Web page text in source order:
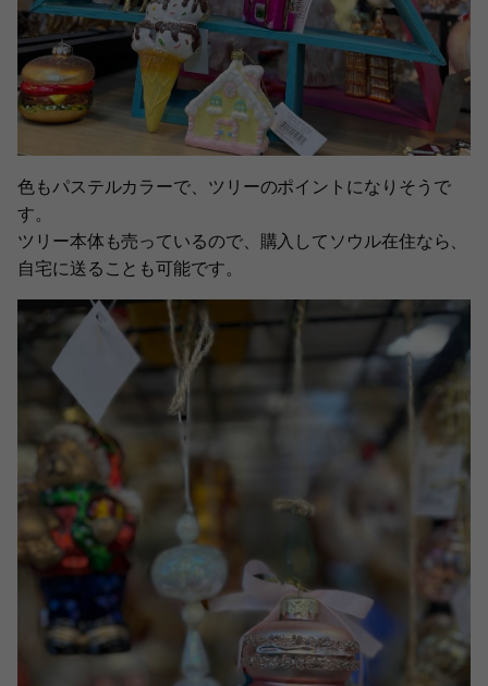
色もパステルカラーで、ツリーのポイントになりそうで
す。
ツリー本体も売っているので、購入してソウル在住なら、
自宅に送ることも可能です。